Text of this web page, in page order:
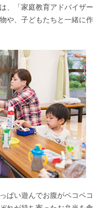
、「家庭教育アドバイザー
や、子どもたちと一緒に作
ぱい遊んでお腹がペコペコ